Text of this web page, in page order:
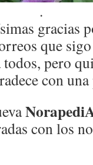
.
gracias
que
pero
con
con los